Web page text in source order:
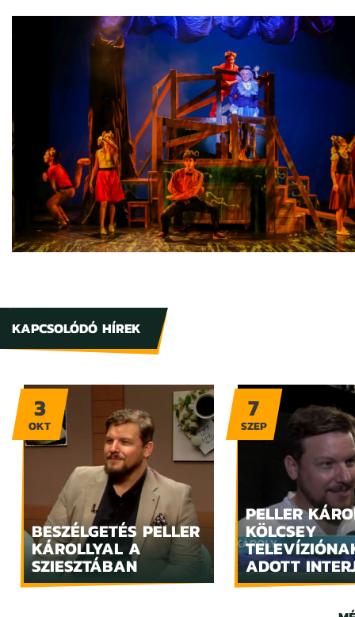
KAPCSOLÓDÓ HÍREK
BESZÉLGETÉS PELLER
KÁROLLYAL A
SZIESZTÁBAN
3
OKT
PELLER
KÖLCSEY
ADOTT
7
SZEP